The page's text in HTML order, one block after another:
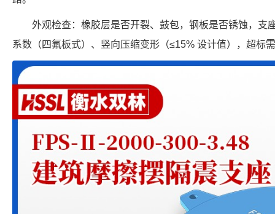
外观检查：橡胶层是否开裂、鼓包，钢板是否锈蚀，支
系数（四氟板式）、竖向压缩变形（≤15% 设计值），超标